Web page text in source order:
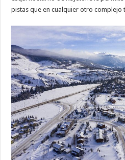
pistas que en cualquier otro complejo